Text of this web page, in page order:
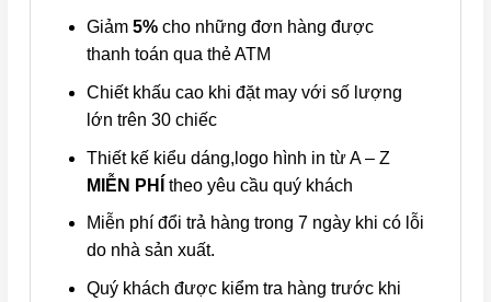
Giảm 5% cho những đơn hàng được
thanh toán qua thẻ ATM
Chiết khấu cao khi đặt may với số lượng
lớn trên 30 chiếc
Thiết kế kiểu dáng,logo hình in từ A – Z
MIỄN PHÍ theo yêu cầu quý khách
Miễn phí đổi trả hàng trong 7 ngày khi có lỗi
do nhà sản xuất.
Quý khách được kiểm tra hàng trước khi